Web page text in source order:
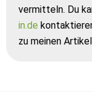
vermitteln. Du
in.de
zu meinen